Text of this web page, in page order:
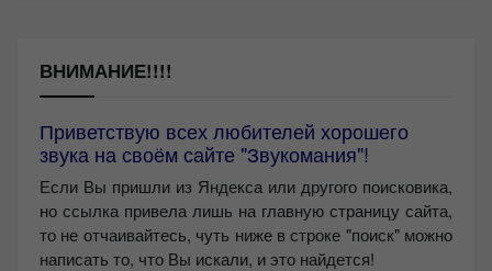
ВНИМАНИЕ!!!!
Приветствую всех любителей хорошего
звука на своём сайте "Звукомания"!
Если Вы пришли из Яндекса или другого поисковика,
но ссылка привела лишь на главную страницу сайта,
то не отчаивайтесь, чуть ниже в строке "поиск" можно
написать то, что Вы искали, и это найдется!